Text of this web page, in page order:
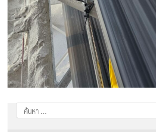
ค้นหา
สำหรับ: